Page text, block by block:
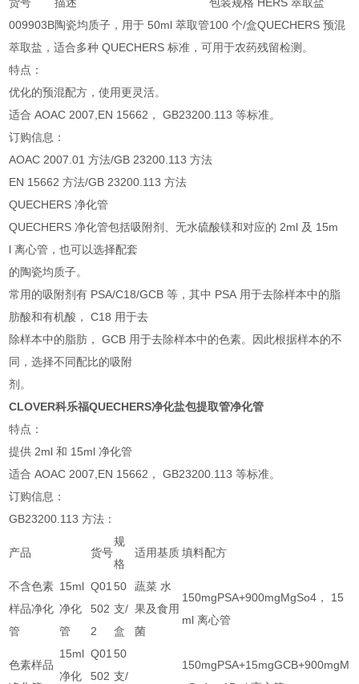
009903B陶瓷均质子，用于50ml萃取管100个/盒QUECHERS预混
萃取盐，适合多种QUECHERS标准，可用于农药残留检测。
特点：
优化的预混配方，使用更灵活。
适合AOAC 2007,EN 15662 ，GB23200.113等标准。
订购信息：
AOAC 2007.01方法/GB 23200.113方法
EN 15662方法/GB 23200.113方法
QUECHERS净化管
QUECHERS净化管包括吸附剂、无水硫酸镁和对应的 2ml 及 15m
l离心管，也可以选择配套
的陶瓷均质子。
常用的吸附剂有 PSA/C18/GCB等，其中 PSA 用于去除样本中的脂
肪酸和有机酸，C18 用于去
除样本中的脂肪，GCB 用于去除样本中的色素。因此根据样本的不
同，选择不同配比的吸附
剂。
CLOVER科乐福QUECHERS净化盐包提取管净化管
特点：
提供 2ml和 15ml净化管
适合AOAC 2007,EN 15662 ，GB23200.113等标准。
订购信息：
GB23200.113方法：
产品 货号
规
格
适用基质 填料配方
不含色素
样品净化
管
15ml
净化
管
Q01
502
2
50
支/
盒
蔬菜 水
果及食用
菌
150mgPSA+900mgMgSo4， 15
ml 离心管
色素样品
15ml
净化
Q01
502
50
支/
150mgPSA+15mgGCB+900mgM